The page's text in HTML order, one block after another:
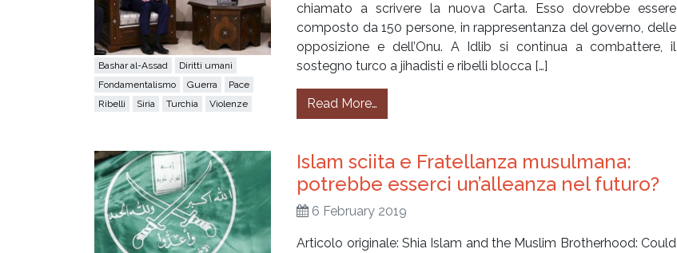
Bashar al-Assad
Diritti umani
Fondamentalismo
Guerra
Pace
Ribelli
Siria Turchia Violenze
chiamato a scrivere la nuova Carta. Esso dovrebbe essere
composto da 150 persone, in rappresentanza del governo, delle
opposizione e dell’Onu. A Idlib si continua a combattere, il
sostegno turco a jihadisti e ribelli blocca […]
Read More…
Islam sciita e Fratellanza musulmana:
potrebbe esserci un’alleanza nel futuro?
6 February 2019
Articolo originale: Shia Islam and the Muslim Brotherhood: Could